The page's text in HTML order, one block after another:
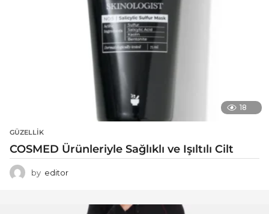
18
GÜZELLIK
COSMED Ürünleriyle Sağlıklı ve Işıltılı Cilt
by editor